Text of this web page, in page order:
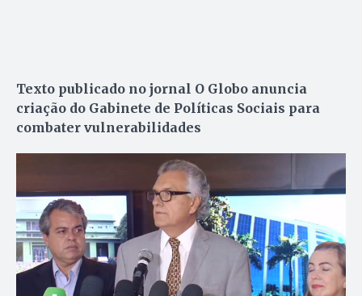
Texto publicado no jornal O Globo anuncia
criação do Gabinete de Políticas Sociais para
combater vulnerabilidades